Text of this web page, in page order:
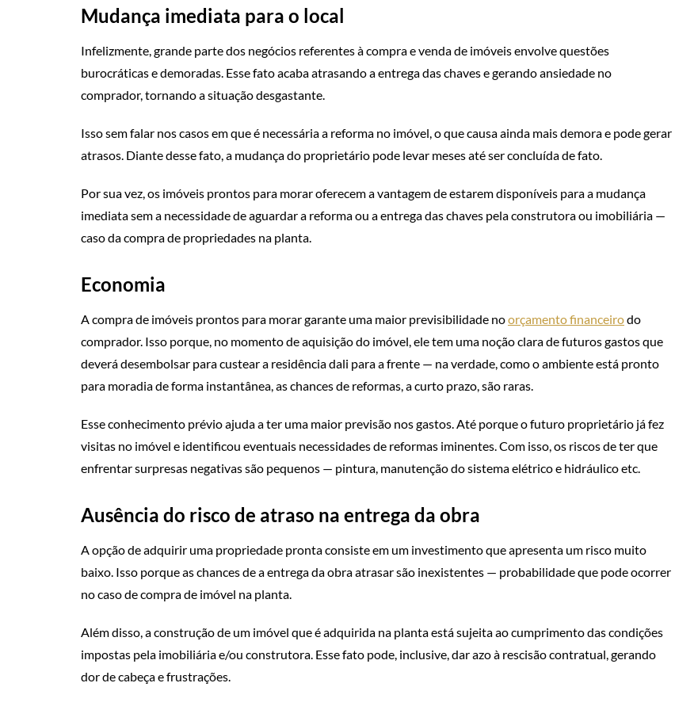
Mudança imediata para o local
Infelizmente, grande parte dos negócios referentes à compra e venda de imóveis envolve questões
burocráticas e demoradas. Esse fato acaba atrasando a entrega das chaves e gerando ansiedade no
comprador, tornando a situação desgastante.
Isso sem falar nos casos em que é necessária a reforma no imóvel, o que causa ainda mais demora e pode gerar
atrasos. Diante desse fato, a mudança do proprietário pode levar meses até ser concluída de fato.
Por sua vez, os imóveis prontos para morar oferecem a vantagem de estarem disponíveis para a mudança
imediata sem a necessidade de aguardar a reforma ou a entrega das chaves pela construtora ou imobiliária —
caso da compra de propriedades na planta.
Economia
A compra de imóveis prontos para morar garante uma maior previsibilidade noorçamento financeirodo
comprador. Isso porque, no momento de aquisição do imóvel, ele tem uma noção clara de futuros gastos que
deverá desembolsar para custear a residência dali para a frente — na verdade, como o ambiente está pronto
para moradia de forma instantânea, as chances de reformas, a curto prazo, são raras.
Esse conhecimento prévio ajuda a ter uma maior previsão nos gastos. Até porque o futuro proprietário já fez
visitas no imóvel e identificou eventuais necessidades de reformas iminentes. Com isso, os riscos de ter que
enfrentar surpresas negativas são pequenos — pintura, manutenção do sistema elétrico e hidráulico etc.
Ausência do risco de atraso na entrega da obra
A opção de adquirir uma propriedade pronta consiste em um investimento que apresenta um risco muito
baixo. Isso porque as chances de a entrega da obra atrasar são inexistentes — probabilidade que pode ocorrer
no caso de compra de imóvel na planta.
Além disso, a construção de um imóvel que é adquirida na planta está sujeita ao cumprimento das condições
impostas pela imobiliária e/ou construtora. Esse fato pode, inclusive, dar azo à rescisão contratual, gerando
dor de cabeça e frustrações.